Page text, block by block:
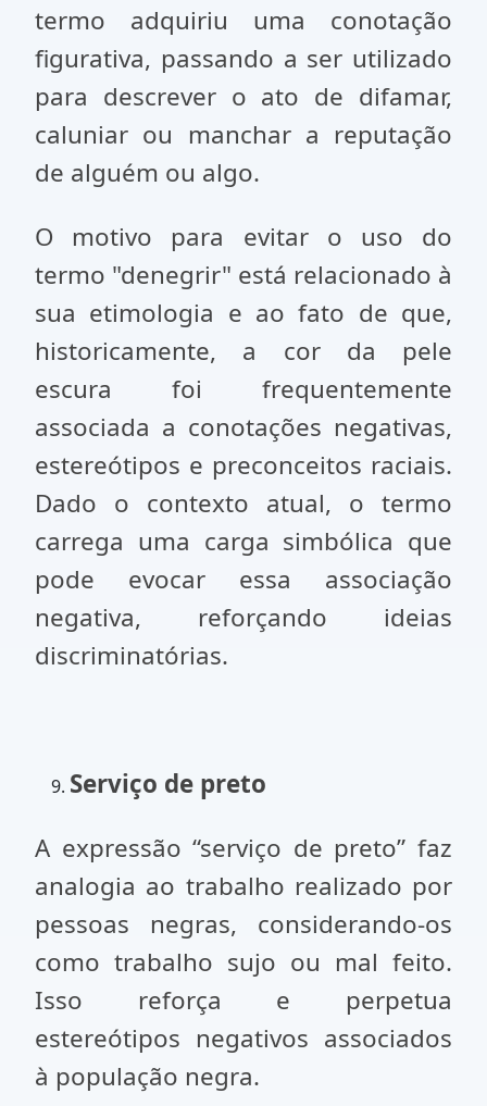
termo adquiriu uma conotação
figurativa, passando a ser utilizado
para descrever o ato de difamar,
caluniar ou manchar a reputação
de alguém ou algo.
O motivo para evitar o uso do
termo "denegrir" está relacionado à
sua etimologia e ao fato de que,
historicamente, a cor da pele
escura foi frequentemente
associada a conotações negativas,
estereótipos e preconceitos raciais.
Dado o contexto atual, o termo
carrega uma carga simbólica que
pode evocar essa associação
negativa, reforçando ideias
discriminatórias.
Serviço de preto
A expressão “serviço de preto” faz
analogia ao trabalho realizado por
pessoas negras, considerando-os
como trabalho sujo ou mal feito.
Isso reforça e perpetua
estereótipos negativos associados
à população negra.